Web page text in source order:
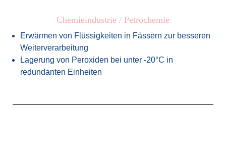
Chemieindustrie / Petrochemie
Erwärmen von Flüssigkeiten in Fässern zur besseren
Weiterverarbeitung
Lagerung von Peroxiden bei unter -20°C in
redundanten Einheiten